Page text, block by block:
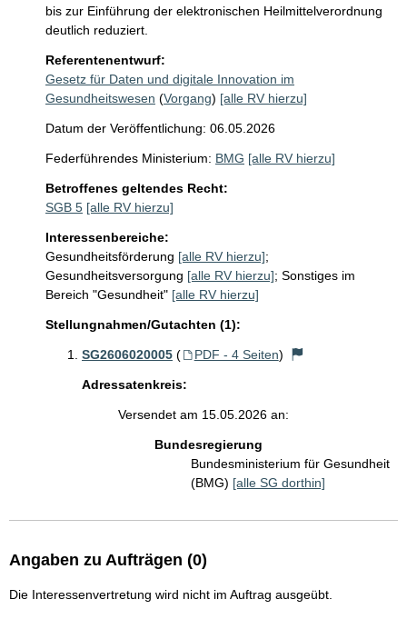
bis zur Einführung der elektronischen Heilmittelverordnung
deutlich reduziert.
Referentenentwurf:
Gesetz für Daten und digitale Innovation im
Gesundheitswesen (Vorgang) [alle RV hierzu]
Datum der Veröffentlichung: 06.05.2026
Federführendes Ministerium: BMG [alle RV hierzu]
Betroffenes geltendes Recht:
SGB 5 [alle RV hierzu]
Interessenbereiche:
Gesundheitsförderung [alle RV hierzu];
Gesundheitsversorgung [alle RV hierzu]; Sonstiges im
Bereich "Gesundheit" [alle RV hierzu]
Stellungnahmen/Gutachten (1):
SG2606020005 ( PDF - 4 Seiten)
Adressatenkreis:
Versendet am 15.05.2026 an:
Bundesregierung
Bundesministerium für Gesundheit
(BMG) [alle SG dorthin]
Angaben zu Aufträgen (0)
Die Interessenvertretung wird nicht im Auftrag ausgeübt.